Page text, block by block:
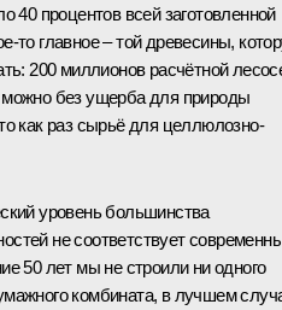
40 процентов всей заготовленной
главное – той древесины,
200 миллионов расчётной
можно без ущерба для природы
как раз сырьё для целлюлозно-
уровень большинства
не соответствует
50 лет мы не строили ни одного
комбината, в лучшем